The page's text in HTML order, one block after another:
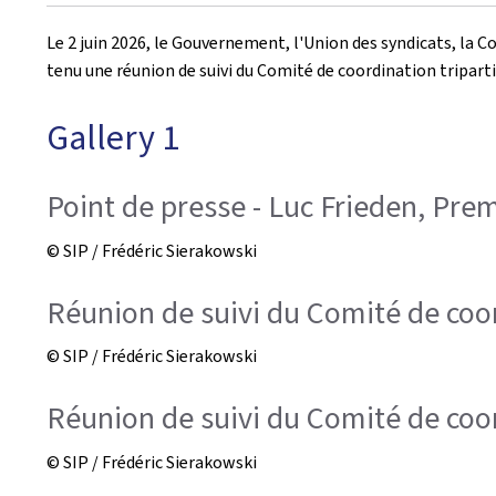
Le 2 juin 2026, le Gouvernement, l'Union des syndicats,
tenu une réunion de suivi du Comité de coordination
Gallery 1
Point de presse - Luc Frieden,
© SIP / Frédéric Sierakowski
Réunion de suivi du Comité de
© SIP / Frédéric Sierakowski
Réunion de suivi du Comité de
© SIP / Frédéric Sierakowski